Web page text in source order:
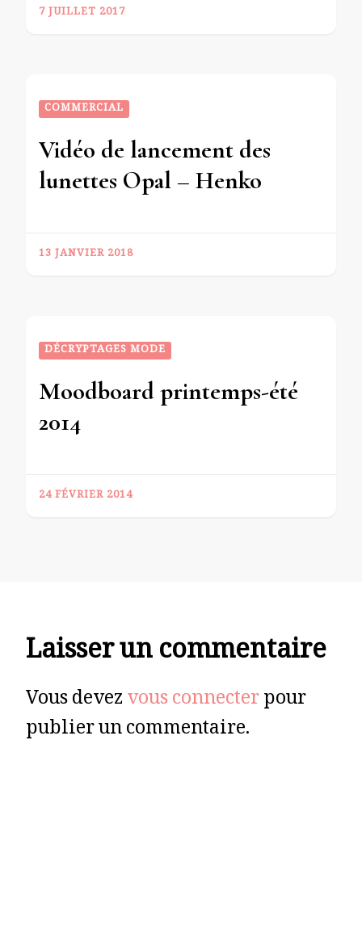
7 JUILLET 2017
COMMERCIAL
Vidéo de lancement des
lunettes Opal – Henko
13 JANVIER 2018
DÉCRYPTAGES MODE
Moodboard printemps-été
2014
24 FÉVRIER 2014
Laisser un commentaire
Vous devezvous connecterpour
publier un commentaire.